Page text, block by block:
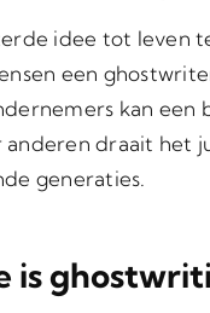
idee tot
een
kan een
draait het
generaties.
is